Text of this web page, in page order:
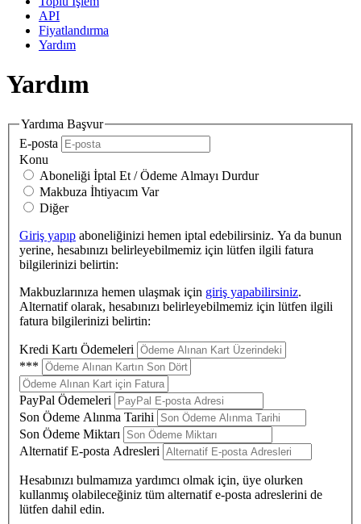
API
Fiyatlandırma
Yardım
Yardım
Yardıma Başvur
E-posta
Konu
Aboneliği İptal Et / Ödeme Almayı Durdur
Makbuza İhtiyacım Var
Diğer
Giriş yapıp aboneliğinizi hemen iptal edebilirsiniz. Ya da bunun
yerine, hesabınızı belirleyebilmemiz için lütfen ilgili fatura
bilgilerinizi belirtin:
Makbuzlarınıza hemen ulaşmak için giriş yapabilirsiniz.
Alternatif olarak, hesabınızı belirleyebilmemiz için lütfen ilgili
fatura bilgilerinizi belirtin:
Kredi Kartı Ödemeleri
***
PayPal Ödemeleri
Son Ödeme Alınma Tarihi
Son Ödeme Miktarı
Alternatif E-posta Adresleri
Hesabınızı bulmamıza yardımcı olmak için, üye olurken
kullanmış olabileceğiniz tüm alternatif e-posta adreslerini de
lütfen dahil edin.